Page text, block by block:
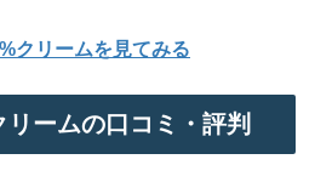
クリームを見てみる
ームの口コミ・評判